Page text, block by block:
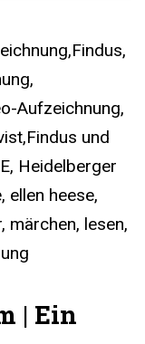
| Ein